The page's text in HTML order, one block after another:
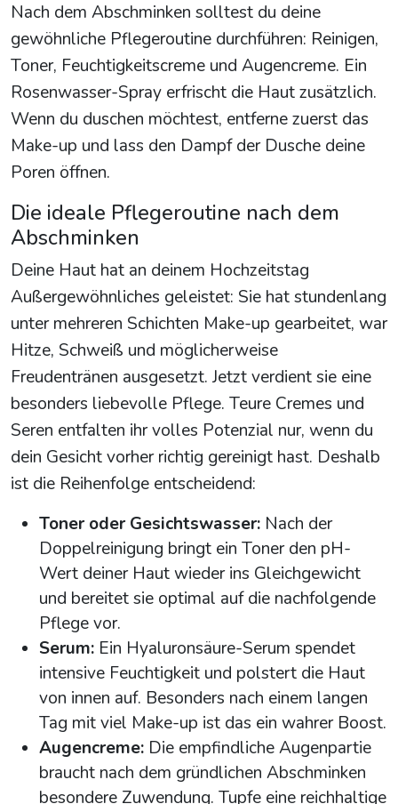
Nach dem Abschminken solltest du deine
gewöhnliche Pflegeroutine durchführen: Reinigen,
Toner, Feuchtigkeitscreme und Augencreme. Ein
Rosenwasser-Spray erfrischt die Haut zusätzlich.
Wenn du duschen möchtest, entferne zuerst das
Make-up und lass den Dampf der Dusche deine
Poren öffnen.
Die ideale Pflegeroutine nach dem
Abschminken
Deine Haut hat an deinem Hochzeitstag
Außergewöhnliches geleistet: Sie hat stundenlang
unter mehreren Schichten Make-up gearbeitet, war
Hitze, Schweiß und möglicherweise
Freudentränen ausgesetzt. Jetzt verdient sie eine
besonders liebevolle Pflege. Teure Cremes und
Seren entfalten ihr volles Potenzial nur, wenn du
dein Gesicht vorher richtig gereinigt hast. Deshalb
ist die Reihenfolge entscheidend:
Toner oder Gesichtswasser: Nach der
Doppelreinigung bringt ein Toner den pH-
Wert deiner Haut wieder ins Gleichgewicht
und bereitet sie optimal auf die nachfolgende
Pflege vor.
Serum: Ein Hyaluronsäure-Serum spendet
intensive Feuchtigkeit und polstert die Haut
von innen auf. Besonders nach einem langen
Tag mit viel Make-up ist das ein wahrer Boost.
Augencreme: Die empfindliche Augenpartie
braucht nach dem gründlichen Abschminken
besondere Zuwendung. Tupfe eine reichhaltige